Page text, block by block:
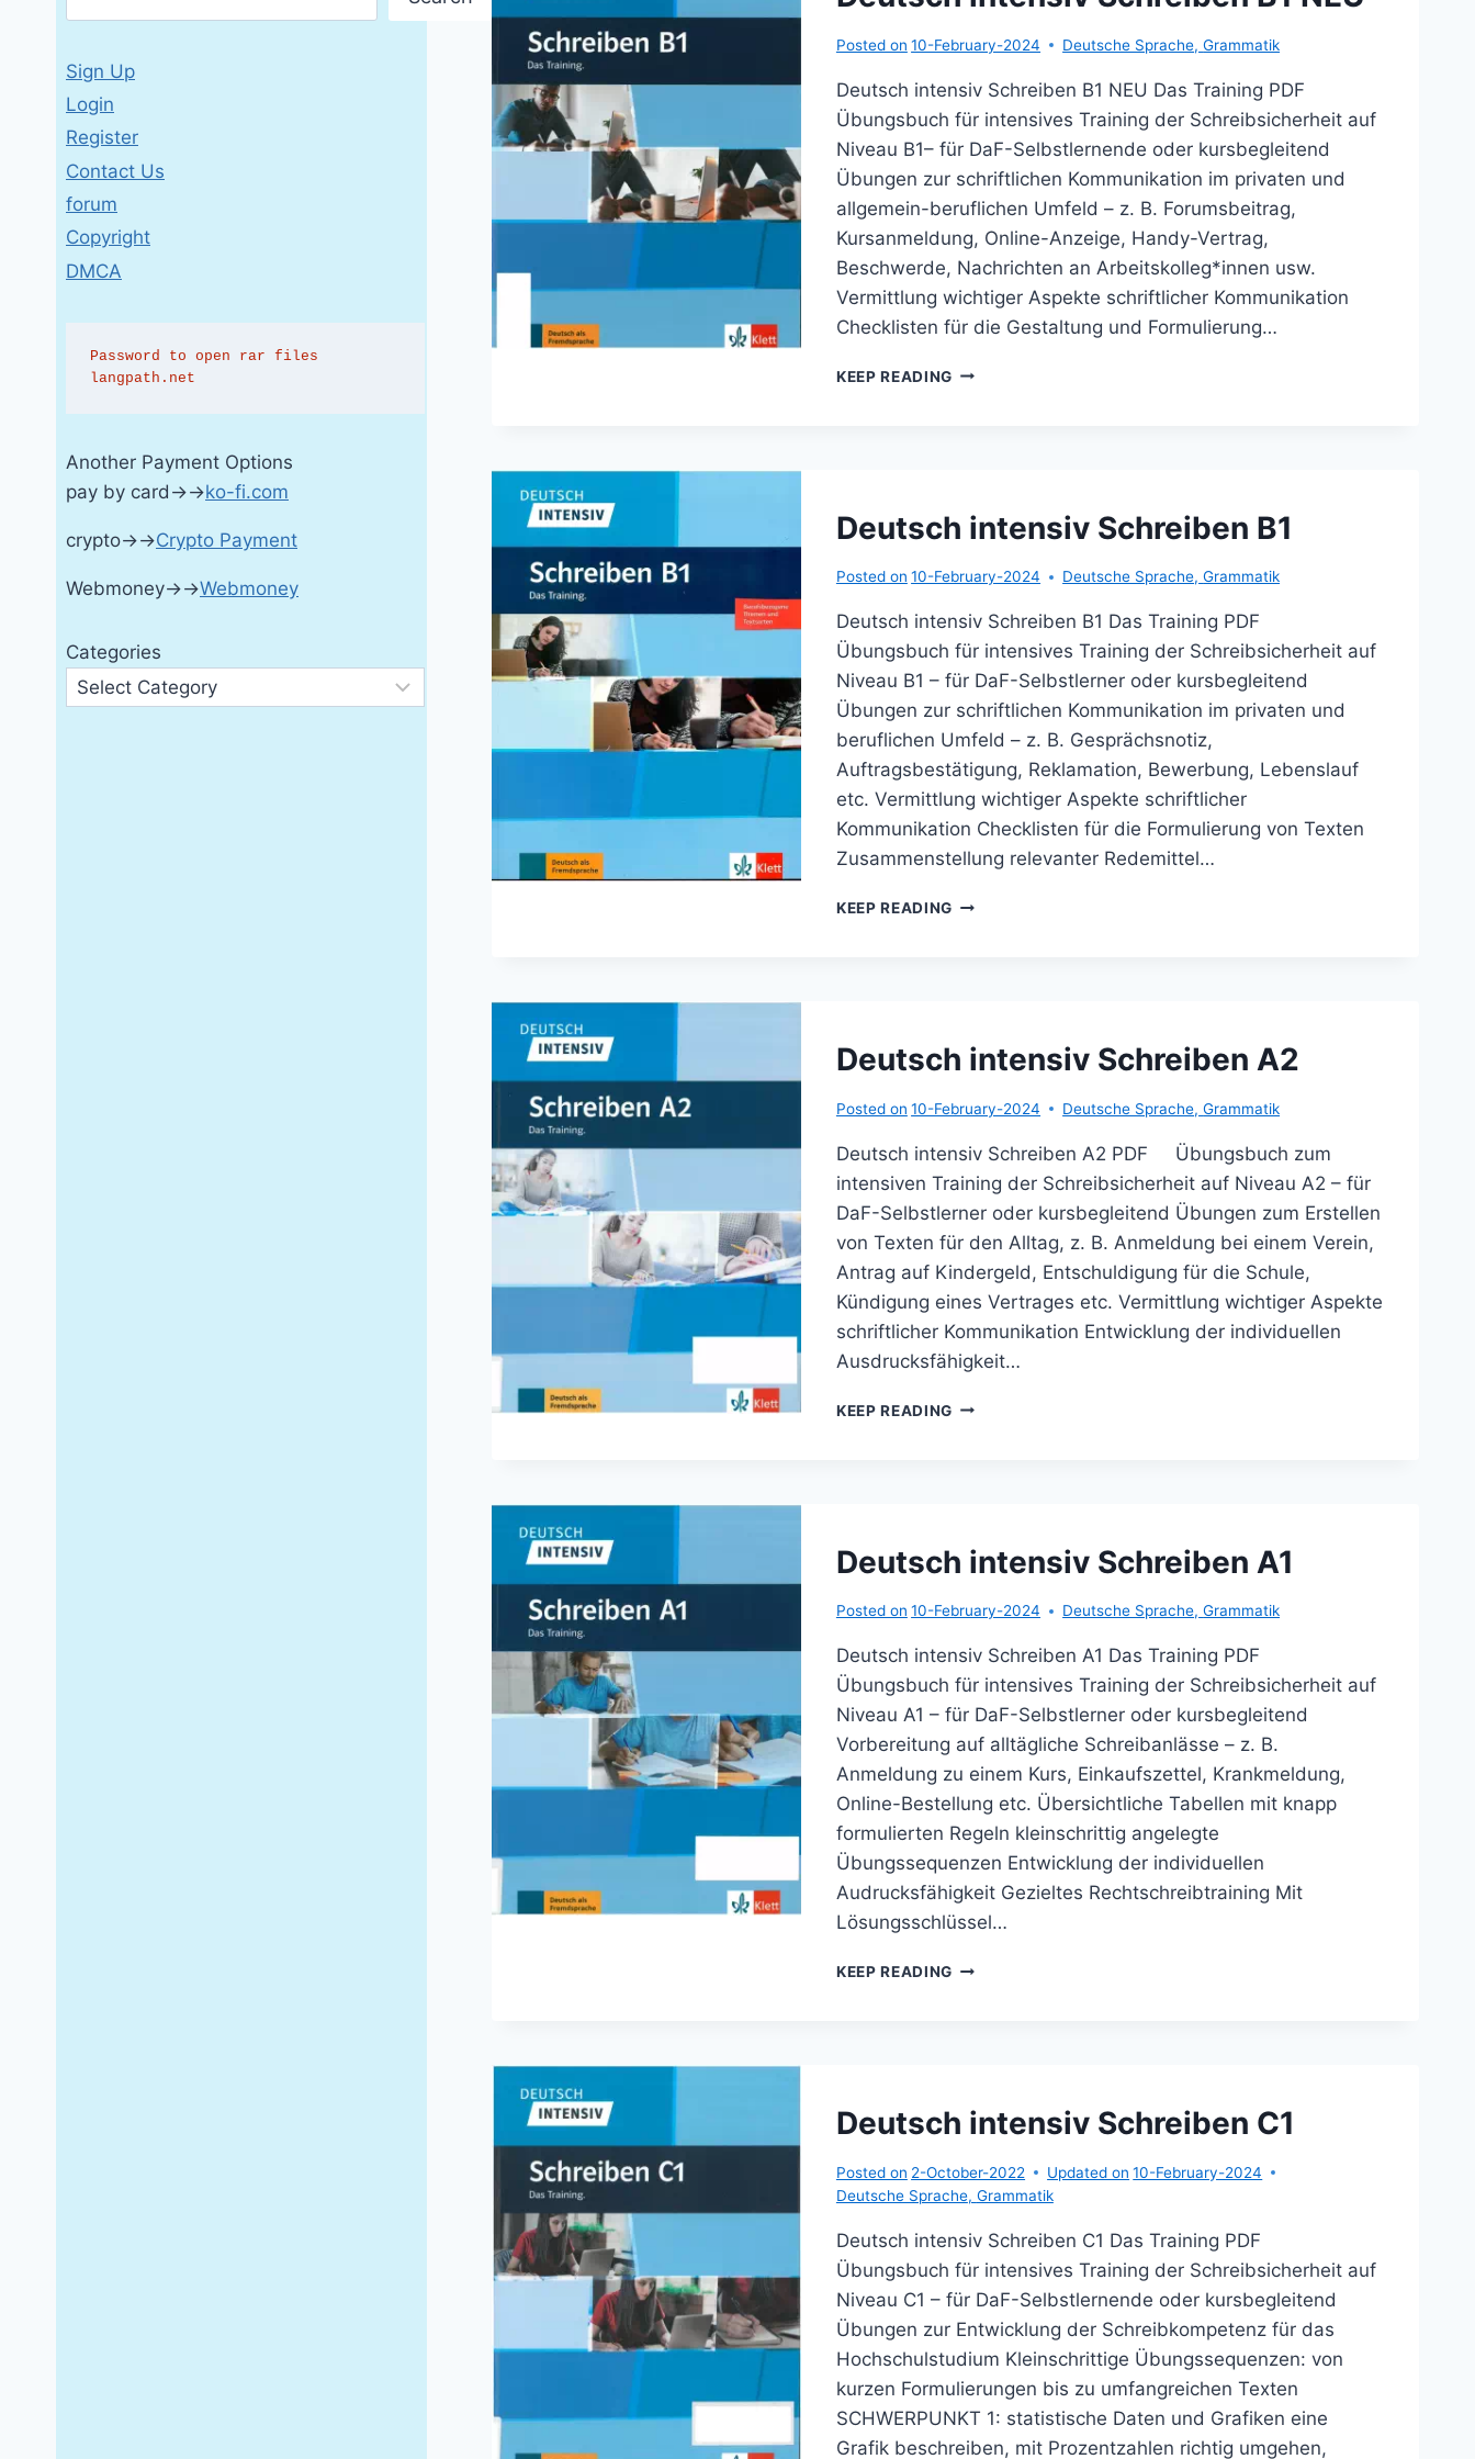
Posted on 10-February-2024 Deutsche Sprache,Grammatik
Deutsch intensiv Schreiben B1 NEU Das Training PDF
Übungsbuch für intensives Training der Schreibsicherheit auf
Niveau B1– für DaF-Selbstlernende oder kursbegleitend
Übungen zur schriftlichen Kommunikation im privaten und
allgemein-beruflichen Umfeld – z. B. Forumsbeitrag,
Kursanmeldung, Online-Anzeige, Handy-Vertrag,
Beschwerde, Nachrichten an Arbeitskolleg*innen usw.
Vermittlung wichtiger Aspekte schriftlicher Kommunikation
Checklisten für die Gestaltung und Formulierung…
KEEP READING DEUTSCH
Deutsch intensiv Schreiben B1
Posted on 10-February-2024 Deutsche Sprache,Grammatik
Deutsch intensiv Schreiben B1 Das Training PDF
Übungsbuch für intensives Training der Schreibsicherheit auf
Niveau B1 – für DaF-Selbstlerner oder kursbegleitend
Übungen zur schriftlichen Kommunikation im privaten und
beruflichen Umfeld – z. B. Gesprächsnotiz,
Auftragsbestätigung, Reklamation, Bewerbung, Lebenslauf
etc. Vermittlung wichtiger Aspekte schriftlicher
Kommunikation Checklisten für die Formulierung von Texten
Zusammenstellung relevanter Redemittel…
KEEP READING DEUTSCH
Deutsch intensiv Schreiben A2
Posted on 10-February-2024 Deutsche Sprache,Grammatik
Deutsch intensiv Schreiben A2 PDF Übungsbuch zum
intensiven Training der Schreibsicherheit auf Niveau A2 – für
DaF-Selbstlerner oder kursbegleitend Übungen zum Erstellen
von Texten für den Alltag, z. B. Anmeldung bei einem Verein,
Antrag auf Kindergeld, Entschuldigung für die Schule,
Kündigung eines Vertrages etc. Vermittlung wichtiger Aspekte
schriftlicher Kommunikation Entwicklung der individuellen
Ausdrucksfähigkeit…
KEEP READING DEUTSCH
Deutsch intensiv Schreiben A1
Posted on 10-February-2024 Deutsche Sprache,Grammatik
Deutsch intensiv Schreiben A1 Das Training PDF
Übungsbuch für intensives Training der Schreibsicherheit auf
Niveau A1 – für DaF-Selbstlerner oder kursbegleitend
Vorbereitung auf alltägliche Schreibanlässe – z. B.
Anmeldung zu einem Kurs, Einkaufszettel, Krankmeldung,
Online-Bestellung etc. Übersichtliche Tabellen mit knapp
formulierten Regeln kleinschrittig angelegte
Übungssequenzen Entwicklung der individuellen
Audrucksfähigkeit Gezieltes Rechtschreibtraining Mit
Lösungsschlüssel…
KEEP READING DEUTSCH
Deutsch intensiv Schreiben C1
Posted on 2-October-2022 Updated on 10-February-2024
Deutsche Sprache, Grammatik
Deutsch intensiv Schreiben C1 Das Training PDF
Übungsbuch für intensives Training der Schreibsicherheit auf
Niveau C1 – für DaF-Selbstlernende oder kursbegleitend
Übungen zur Entwicklung der Schreibkompetenz für das
Hochschulstudium Kleinschrittige Übungssequenzen: von
kurzen Formulierungen bis zu umfangreichen Texten
SCHWERPUNKT 1: statistische Daten und Grafiken eine
Grafik beschreiben, mit Prozentzahlen richtig umgehen,
Sign Up
Login
Register
Contact Us
forum
Copyright
DMCA
Password to open rar files
langpath.net
Another Payment Options
pay by card→→ko-fi.com
crypto→→Crypto Payment
Webmoney→→Webmoney
Categories